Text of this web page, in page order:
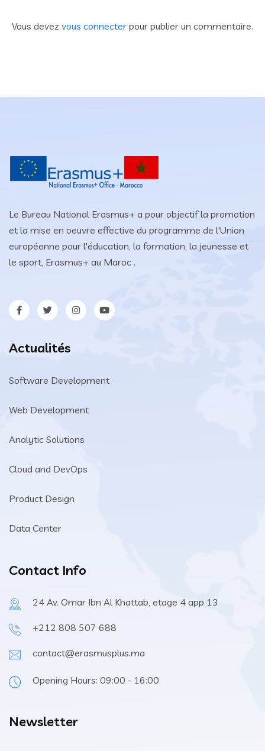
Vous devez vous connecter pour publier un commentaire.
Le Bureau National Erasmus+ a pour objectif la promotion
et la mise en oeuvre effective du programme de l'Union
européenne pour l'éducation, la formation, la jeunesse et
le sport, Erasmus+ au Maroc .
Actualités
Software Development
Web Development
Analytic Solutions
Cloud and DevOps
Product Design
Data Center
Contact Info
24 Av. Omar Ibn Al Khattab, etage 4 app 13
+212 808 507 688
contact@erasmusplus.ma
Opening Hours: 09:00 - 16:00
Newsletter